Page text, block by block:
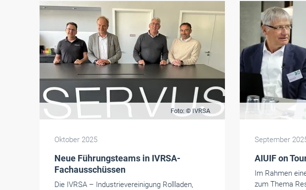
Foto: © IVRSA
Oktober 2025
Neue Führungsteams in IVRSA-
Fachausschüssen
Die IVRSA – Industrievereinigung Rollladen,
September
AIUIF on
Im Rahmen
zum Thema